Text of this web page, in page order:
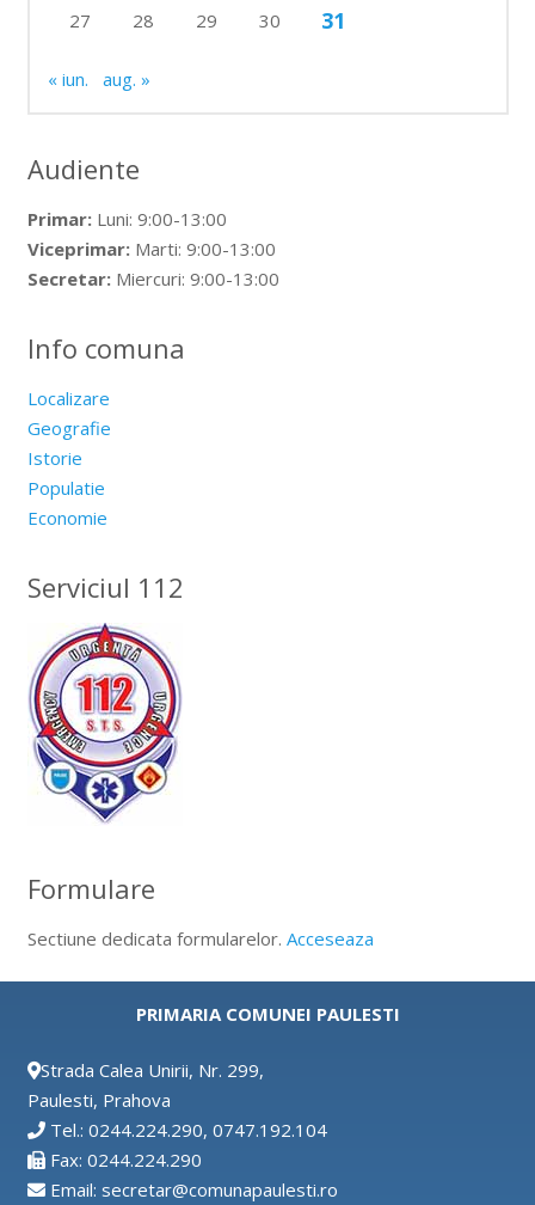
27
28 29 30 31
« iun. aug. »
Audiente
Primar:Luni: 9:00-13:00
Viceprimar:Marti: 9:00-13:00
Secretar:Miercuri: 9:00-13:00
Info comuna
Localizare
Geografie
Istorie
Populatie
Economie
Serviciul 112
Formulare
Sectiune dedicata formularelor. Acceseaza
PRIMARIA COMUNEI PAULESTI
Strada Calea Unirii, Nr. 299,
Paulesti, Prahova
Tel.: 0244.224.290, 0747.192.104
Fax: 0244.224.290
Email: secretar@comunapaulesti.ro